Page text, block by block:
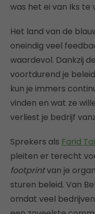
was het ei van Iks te
Het land van de
oneindig veel
waardevol. Dankzij de
voortdurend je
kun je immers
vinden en wat ze
verliest je bedrijf
Sprekers als Farid
pleiten er terecht
footprintvan je
sturen beleid. Van
omdat veel